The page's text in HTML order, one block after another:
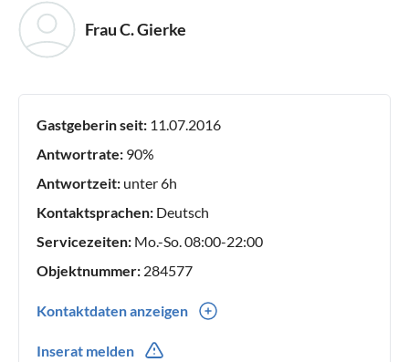
Frau C. Gierke
Gastgeberin seit: 11.07.2016
Antwortrate: 90%
Antwortzeit: unter 6h
Kontaktsprachen: Deutsch
Servicezeiten: Mo.-So. 08:00-22:00
Objektnummer: 284577
Kontaktdaten anzeigen
Inserat melden